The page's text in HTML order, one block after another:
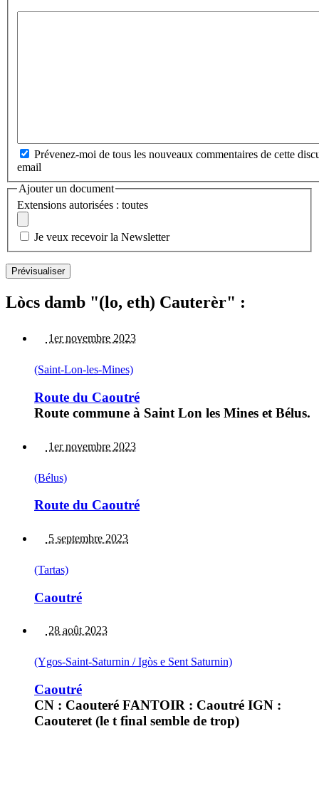
Prévenez-moi de tous les nouveaux commentaires de cette
email
Ajouter un document
Extensions autorisées : toutes
Je veux recevoir la Newsletter
Lòcs damb "(lo, eth) Cauterèr" :
1er novembre 2023
(Saint-Lon-les-Mines)
Route du Caoutré
Route commune à Saint Lon les Mines et Bélus.
1er novembre 2023
(Bélus)
Route du Caoutré
5 septembre 2023
(Tartas)
Caoutré
28 août 2023
(Ygos-Saint-Saturnin / Igòs e Sent Saturnin)
Caoutré
CN : Caouteré FANTOIR : Caoutré IGN :
Caouteret (le t final semble de trop)